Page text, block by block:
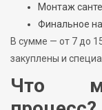
Монтаж
Финальное
В сумме — от 7 до
закуплены и
Что